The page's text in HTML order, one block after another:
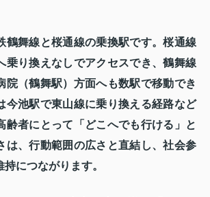
鶴舞線と桜通線の乗換駅です。桜通線
乗り換えなしでアクセスでき、鶴舞線
院（鶴舞駅）方面へも数駅で移動でき
今池駅で東山線に乗り換える経路など
齢者にとって「どこへでも行ける」と
は、行動範囲の広さと直結し、社会参
につながります。